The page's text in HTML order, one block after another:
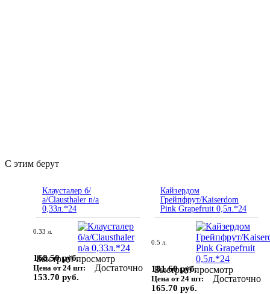
С этим берут
Клаусталер б/
а/Clausthaler n/a
0,33л.*24
Быстрый просмотр
0.33 л.
168.50 руб.
Цена от 24 шт:
153.70 руб.
Достаточно
Кайзердом
Грейпфрут/Kaiserdom
Pink Grapefruit 0,5л.*24
Быстрый просмотр
0.5 л.
181.60 руб.
Цена от 24 шт:
165.70 руб.
Достаточно